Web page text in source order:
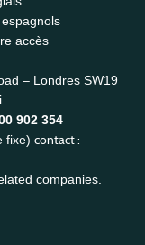
accès
– Londres SW19
902 354
fixe) contact :
companies.